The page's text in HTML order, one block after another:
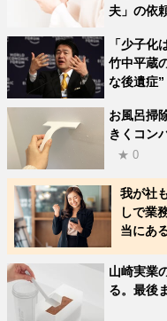
夫」の依
「少子化
竹中平蔵
な後遺症”
お風呂掃
きくコン
★ 0
我が社
しで業
当にあ
山崎実業
る。最後